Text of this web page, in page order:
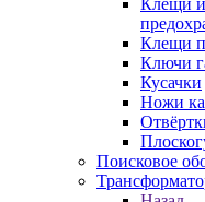
Клещи
Клещи
Ключи
Кусачки
Ножи
Поисковое